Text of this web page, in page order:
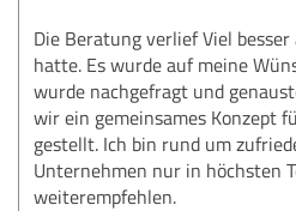
Die Beratung verlief Viel
hatte. Es wurde auf meine
wurde nachgefragt und
wir ein gemeinsames Konzept
gestellt. Ich bin rund um
Unternehmen nur in höchsten
weiterempfehlen.